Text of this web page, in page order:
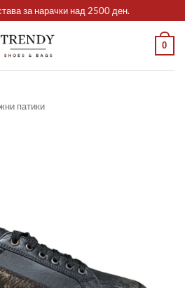
за нарачки над 2500 ден.
0
патики